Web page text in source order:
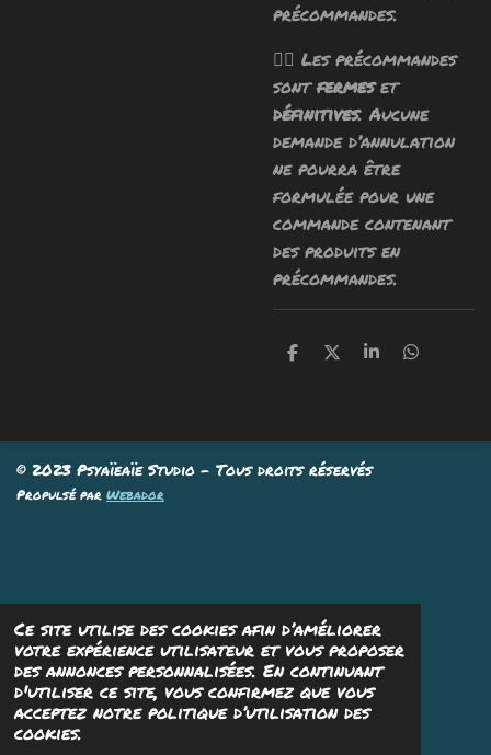
Ce site utilise des cookies afin d’améliorer
votre expérience utilisateur et vous proposer
des annonces personnalisées. En continuant
d'utiliser ce site, vous confirmez que vous
acceptez notre politique d’utilisation des
cookies.
précommandes.
🧙‍♂️ Les précommandes
sontfermeset
définitives. Aucune
demande d’annulation
ne pourra être
formulée pour une
commande contenant
des produits en
précommandes.
P
g
e
r
P
g
e
r
P
g
e
r
P
g
© 2023 Psyaïeaïe Studio - Tous droits réservés
Propulsé par Webador